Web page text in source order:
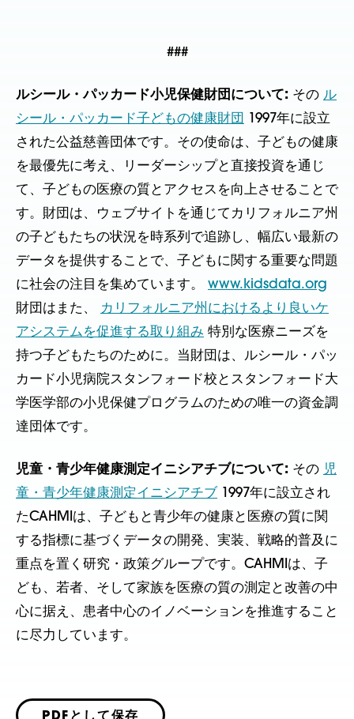
###
ルシール・パッカード小児保健財団について: その ル
シール・パッカード子どもの健康財団
1997年に設立
された公益慈善団体です。その使命は、子どもの健康
を最優先に考え、リーダーシップと直接投資を通じ
て、子どもの医療の質とアクセスを向上させることで
す。財団は、ウェブサイトを通じてカリフォルニア州
の子どもたちの状況を時系列で追跡し、幅広い最新の
データを提供することで、子どもに関する重要な問題
に社会の注目を集めています。 www.kidsdata.org
財団はまた、
カリフォルニア州におけるより良いケ
アシステムを促進する取り組み 特別な医療ニーズを
持つ子どもたちのために。当財団は、ルシール・パッ
カード小児病院スタンフォード校とスタンフォード大
学医学部の小児保健プログラムのための唯一の資金調
達団体です。
児童・青少年健康測定イニシアチブについて: その 児
童・青少年健康測定イニシアチブ 1997年に設立され
たCAHMIは、子どもと青少年の健康と医療の質に関
する指標に基づくデータの開発、実装、戦略的普及に
重点を置く研究・政策グループです。CAHMIは、子
ども、若者、そして家族を医療の質の測定と改善の中
心に据え、患者中心のイノベーションを推進すること
に尽力しています。